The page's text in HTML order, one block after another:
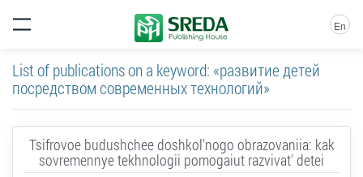
En
List of publications on a keyword: «развитие детей
посредством современных технологий»
Tsifrovoe budushchee doshkol'nogo obrazovaniia: kak
sovremennye tekhnologii pomogaiut razvivat' detei